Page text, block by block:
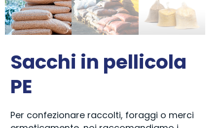
Sacchi in pellicola
PE
Per confezionare raccolti, foraggi o merci